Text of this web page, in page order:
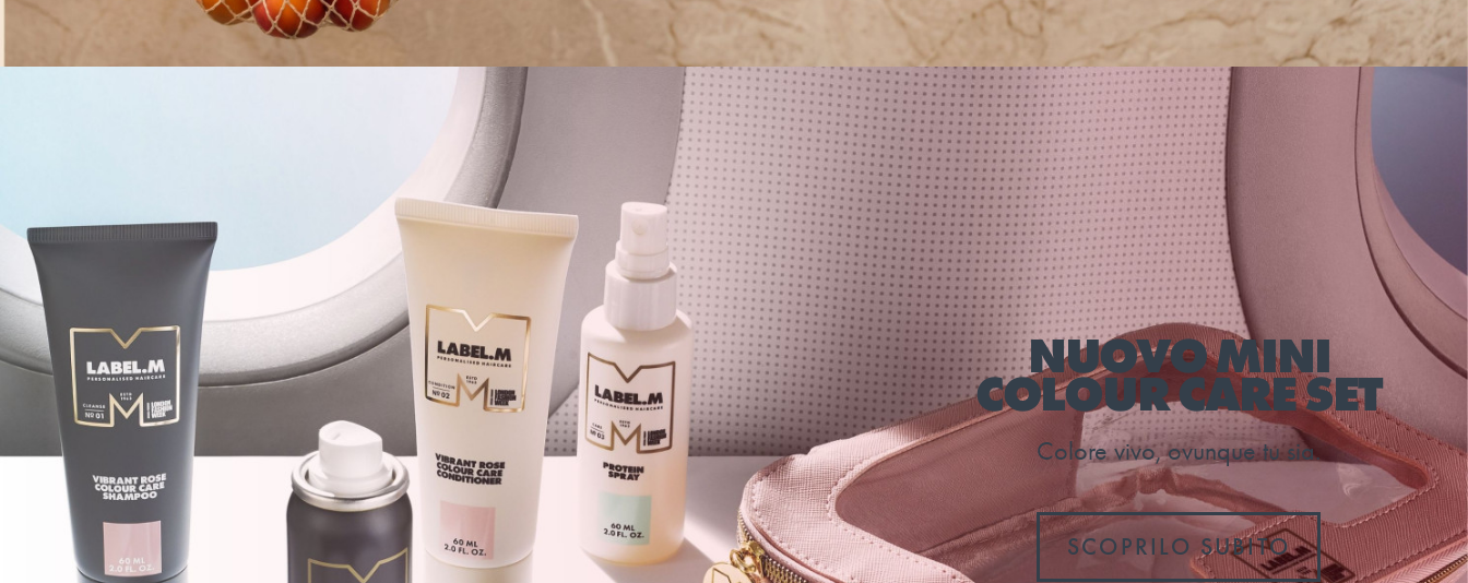
NUOVO MINI
COLOUR CARE SET
Colore vivo, ovunque tu sia.
SCOPRILO SUBITO